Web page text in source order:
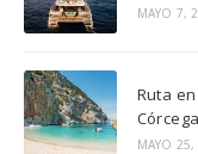
MAYO 7,
Ruta
Córcega
MAYO